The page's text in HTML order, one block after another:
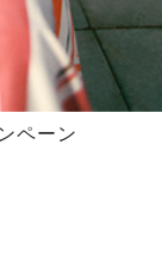
ペーン